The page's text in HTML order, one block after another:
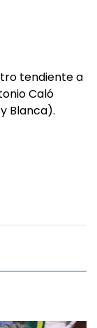
tendiente a
Caló
Blanca).